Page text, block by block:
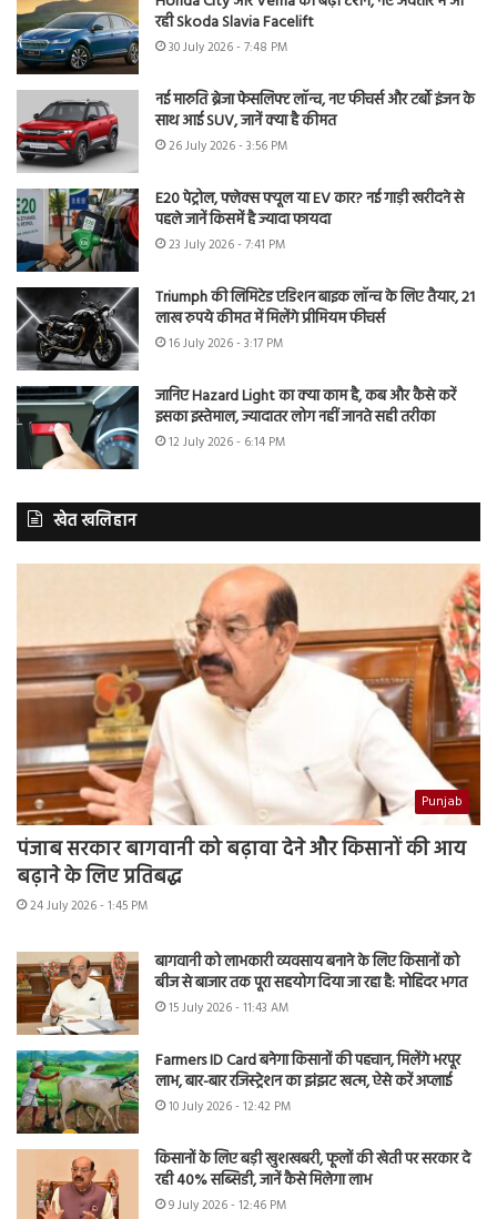
रही Skoda Slavia Facelift
30 July 2026 - 7:48 PM
नई मारुति ब्रेजा फेसलिफ्ट लॉन्च, नए फीचर्स और टर्बो इंजन के
साथ आई SUV, जानें क्या है कीमत
26 July 2026 - 3:56 PM
E20 पेट्रोल, फ्लेक्स फ्यूल या EV कार? नई गाड़ी खरीदने से
पहले जानें किसमें है ज्यादा फायदा
23 July 2026 - 7:41 PM
Triumph की लिमिटेड एडिशन बाइक लॉन्च के लिए तैयार, 21
लाख रुपये कीमत में मिलेंगे प्रीमियम फीचर्स
16 July 2026 - 3:17 PM
जानिए Hazard Light का क्या काम है, कब और कैसे करें
इसका इस्तेमाल, ज्यादातर लोग नहीं जानते सही तरीका
12 July 2026 - 6:14 PM
खेत खलिहान
Punjab
पंजाब सरकार बागवानी को बढ़ावा देने और किसानों की आय
बढ़ाने के लिए प्रतिबद्ध
24 July 2026 - 1:45 PM
बागवानी को लाभकारी व्यवसाय बनाने के लिए किसानों को
बीज से बाजार तक पूरा सहयोग दिया जा रहा है: मोहिंदर भगत
15 July 2026 - 11:43 AM
Farmers ID Card बनेगा किसानों की पहचान, मिलेंगे भरपूर
लाभ, बार-बार रजिस्ट्रेशन का झंझट खत्म, ऐसे करें अप्लाई
10 July 2026 - 12:42 PM
किसानों के लिए बड़ी खुशखबरी, फूलों की खेती पर सरकार दे
रही 40% सब्सिडी, जानें कैसे मिलेगा लाभ
9 July 2026 - 12:46 PM